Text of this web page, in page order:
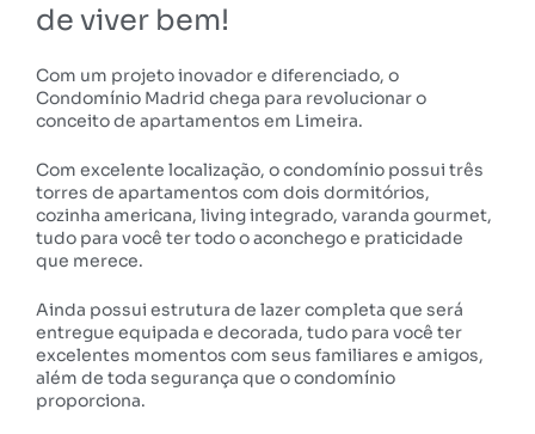
de viver bem!
Com um projeto inovador e diferenciado, o
Condomínio Madrid chega para revolucionar o
conceito de apartamentos em Limeira.
Com excelente localização, o condomínio possui três
torres de apartamentos com dois dormitórios,
cozinha americana, living integrado, varanda gourmet,
tudo para você ter todo o aconchego e praticidade
que merece.
Ainda possui estrutura de lazer completa que será
entregue equipada e decorada, tudo para você ter
excelentes momentos com seus familiares e amigos,
além de toda segurança que o condomínio
proporciona.